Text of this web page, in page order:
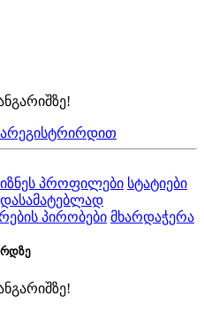
პროფილები სტატიები
დასამატებლად
პირობები მხარდაჭერა